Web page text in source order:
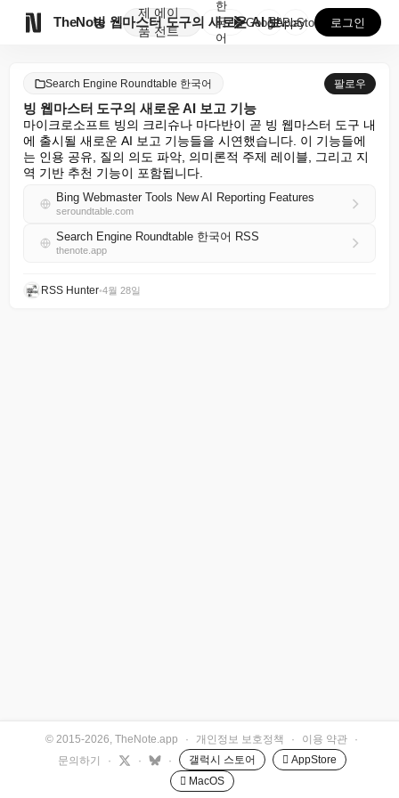
TheNote
제
품
에이
전트
빙 웹마스터 도구의 새로운 AI 보고 기능
한
국
어
GooglePlay
AppStore 로그인
Search Engine Roundtable 한국어 팔로우
빙 웹마스터 도구의 새로운 AI 보고 기능
마이크로소프트 빙의 크리슈나 마다반이 곧 빙 웹마스터 도구 내
에 출시될 새로운 AI 보고 기능들을 시연했습니다. 이 기능들에
는 인용 공유, 질의 의도 파악, 의미론적 주제 레이블, 그리고 지
역 기반 추천 기능이 포함됩니다.
Bing Webmaster Tools New AI Reporting Features
seroundtable.com
Search Engine Roundtable 한국어 RSS
thenote.app
RSS Hunter•4월 28일
© 2015-2026, TheNote.app · 개인정보 보호정책 · 이용 약관
·
문의하기
· · · 갤럭시 스토어
 AppStore
 MacOS